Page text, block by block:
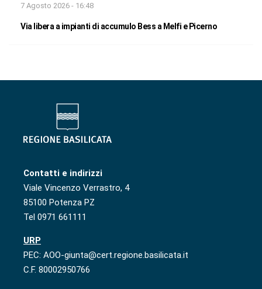
7 Agosto 2026 - 16:48
Via libera a impianti di accumulo Bess a Melfi e Picerno
Contatti e indirizzi
Viale Vincenzo Verrastro, 4
85100 Potenza PZ
Tel 0971 661111
URP
PEC: AOO-giunta@cert.regione.basilicata.it
C.F. 80002950766